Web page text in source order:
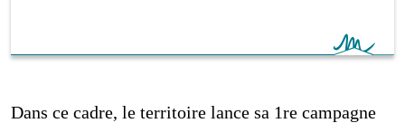
Dans ce cadre, le territoire lance sa 1re campagne